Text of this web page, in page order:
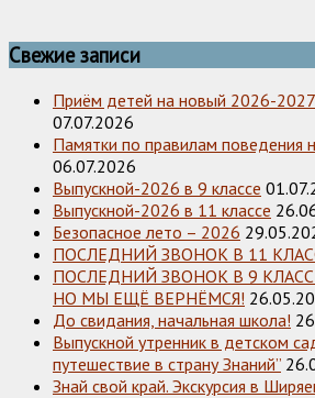
Свежие записи
Приём детей на новый 2026-
07.07.2026
Памятки по правилам поведения
06.07.2026
Выпускной-2026 в 9 классе
Выпускной-2026 в 11 классе
Безопасное лето – 2026
ПОСЛЕДНИЙ ЗВОНОК В 11
ПОСЛЕДНИЙ ЗВОНОК В 9
НО МЫ ЕЩЁ ВЕРНЁМСЯ!
До свидания, начальная школа!
Выпускной утренник в детском
путешествие в страну Знаний”
Знай свой край. Экскурсия в